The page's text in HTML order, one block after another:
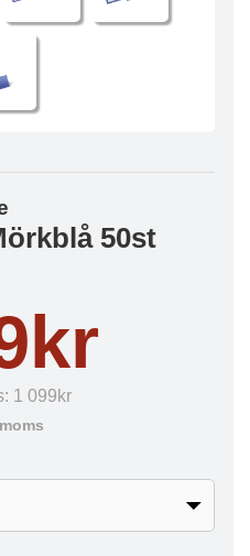
50st
1 099kr